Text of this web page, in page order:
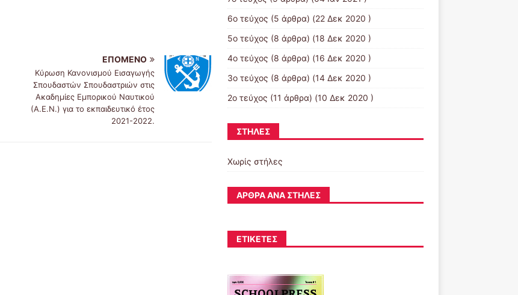
ΕΠΌΜΕΝΟ
Κύρωση Κανονισμού Εισαγωγής
Σπουδαστών Σπουδαστριών στις
Ακαδημίες Εμπορικού Ναυτικού
(Α.Ε.Ν.) για το εκπαιδευτικό έτος
2021-2022.
6ο τεύχος (5 άρθρα) (22 Δεκ 2020 )
5ο τεύχος (8 άρθρα) (18 Δεκ 2020 )
4ο τεύχος (8 άρθρα) (16 Δεκ 2020 )
3ο τεύχος (8 άρθρα) (14 Δεκ 2020 )
2ο τεύχος (11 άρθρα) (10 Δεκ 2020 )
ΣΤΉΛΕΣ
Χωρίς στήλες
ΆΡΘΡΑ ΑΝΆ ΣΤΉΛΕΣ
ΕΤΙΚΈΤΕΣ